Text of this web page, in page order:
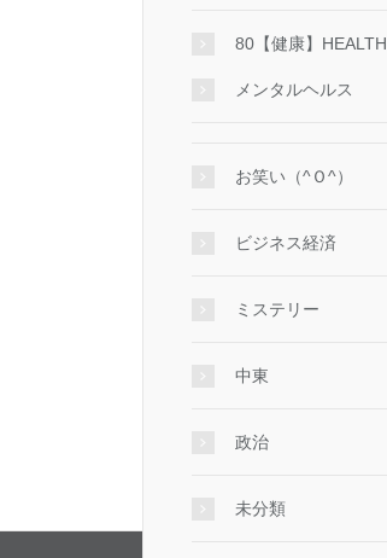
80【健康】HEALTH
メンタルヘルス
お笑い（^Ｏ^）
ビジネス経済
ミステリー
中東
政治
未分類